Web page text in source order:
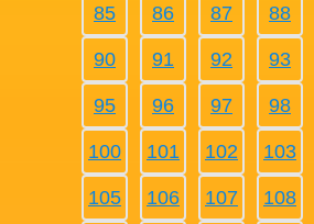
85 86 87 88
90 91 92 93
95 96 97 98
100 101 102 103
105 106 107 108